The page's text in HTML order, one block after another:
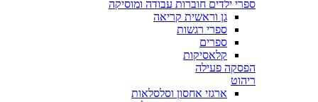
ספרי ילדים חוברות עבודה ומוסיקה
גן וראשית קריאה
ספרי רגשות
ספרים
קלאסיקות
הפסקה פעילה
ריהוט
ארגזי אחסון וסלסלאות